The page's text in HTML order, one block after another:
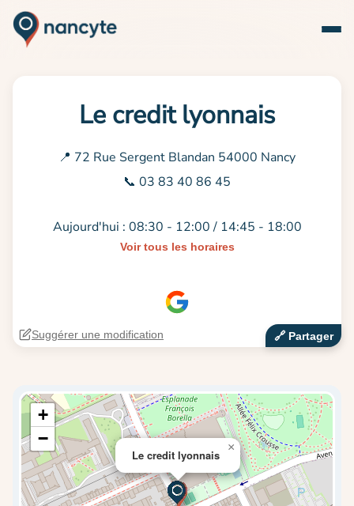
Le credit lyonnais
📍 72 Rue Sergent Blandan 54000 Nancy
📞 03 83 40 86 45
Aujourd'hui : 08:30 - 12:00 / 14:45 - 18:00
Voir tous les horaires
🔗‍️ Partager
Suggérer une modification
Le credit lyonnais
×
+
−